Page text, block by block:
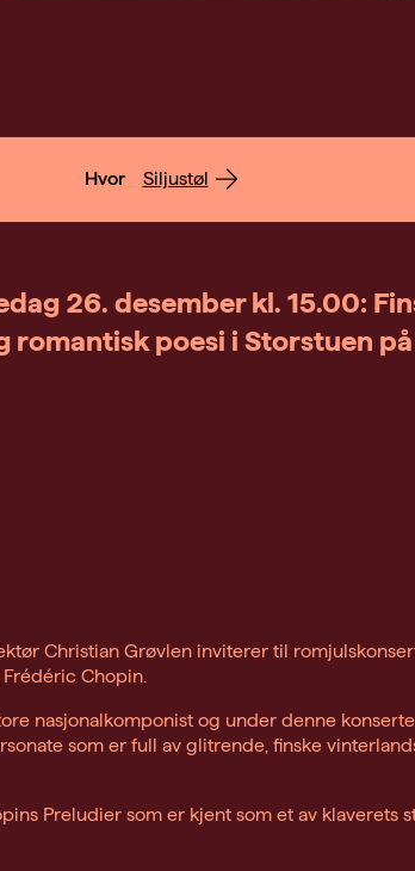
Hvor Siljustøl
26. desember kl. 15.00:
romantisk poesi i Storstuen på
Christian Grøvlen inviterer til
Chopin.
nasjonalkomponist og under denne
som er full av glitrende, finske
Preludier som er kjent som et av klaverets